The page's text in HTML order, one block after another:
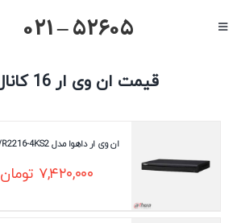
to
Toggle
میکروتیک
021 – 52605
قیمت ان وی ار 16 کانال داهوا
ان وی ار داهوا مدل DH-NVR2216-4KS2
۷,۴۲۰,۰۰۰ تومان